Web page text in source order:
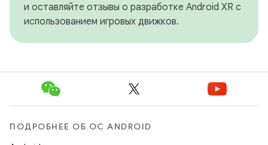
и оставляйте отзывы о разработке Android XR с
использованием игровых движков.
ПОДРОБНЕЕ ОБ ОС ANDROID